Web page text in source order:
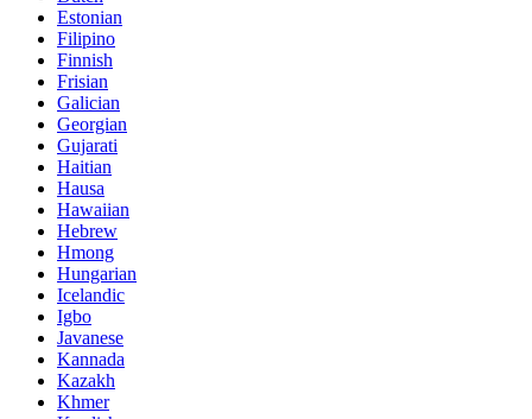
Estonian
Filipino
Finnish
Frisian
Galician
Georgian
Gujarati
Haitian
Hausa
Hawaiian
Hebrew
Hmong
Hungarian
Icelandic
Igbo
Javanese
Kannada
Kazakh
Khmer